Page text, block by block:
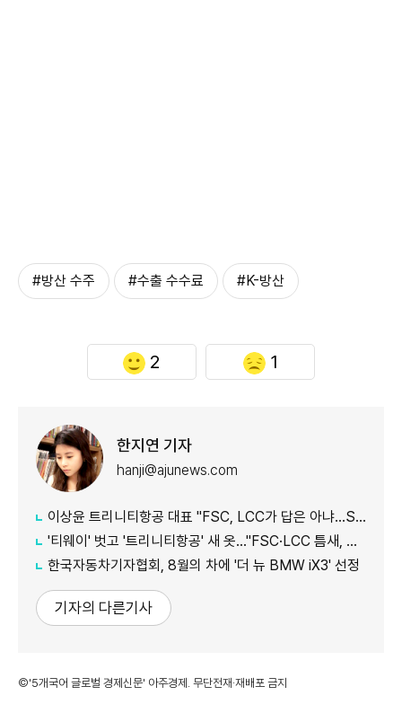
#방산 수주 #수출 수수료 #K-방산
2 1
한지연 기자
hanji@ajunews.com
이상윤 트리니티항공 대표 "FSC, LCC가 답은 아냐…SSC로 새 수요 창출"
'티웨이' 벗고 '트리니티항공' 새 옷…"FSC·LCC 틈새, SSC 전략으로 공략"
한국자동차기자협회, 8월의 차에 '더 뉴 BMW iX3' 선정
기자의 다른기사
©'5개국어 글로벌 경제신문' 아주경제. 무단전재·재배포 금지